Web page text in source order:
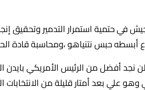
في حتمية استمرار التدمير وتحقيق
حبس نتنياهو ،ومحاسبة قادة
نجد أفضل من الرئيس الأمريكي
علي بعد أمتار قليلة من الانتخابات